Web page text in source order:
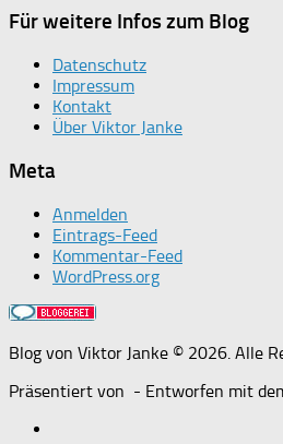
Für weitere Infos zum Blog
Datenschutz
Impressum
Kontakt
Über Viktor Janke
Meta
Anmelden
Eintrags-Feed
Kommentar-Feed
WordPress.org
Blog von Viktor Janke © 2026. Alle
Präsentiert von - Entworfen mit